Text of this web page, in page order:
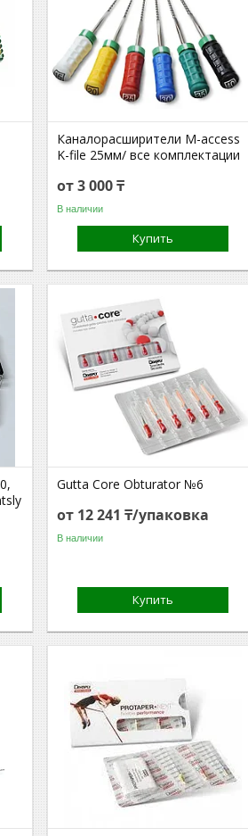
Каналорасширители M-access
K-file 25мм/ все комплектации
от 3 000 ₸
В наличии
Купить
Gutta Core Obturator №6
от 12 241 ₸/упаковка
В наличии
Купить